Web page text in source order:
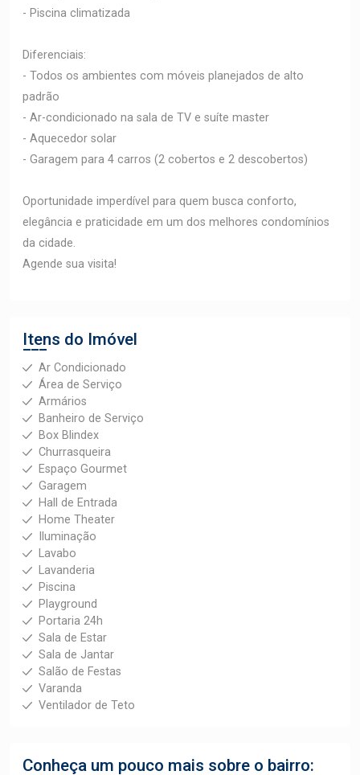
- Piscina climatizada
Diferenciais:
- Todos os ambientes com móveis planejados de alto
padrão
- Ar-condicionado na sala de TV e suíte master
- Aquecedor solar
- Garagem para 4 carros (2 cobertos e 2 descobertos)
Oportunidade imperdível para quem busca conforto,
elegância e praticidade em um dos melhores condomínios
da cidade.
Agende sua visita!
Itens do Imóvel
Ar Condicionado
Área de Serviço
Armários
Banheiro de Serviço
Box Blindex
Churrasqueira
Espaço Gourmet
Garagem
Hall de Entrada
Home Theater
Iluminação
Lavabo
Lavanderia
Piscina
Playground
Portaria 24h
Sala de Estar
Sala de Jantar
Salão de Festas
Varanda
Ventilador de Teto
Conheça um pouco mais sobre o bairro: